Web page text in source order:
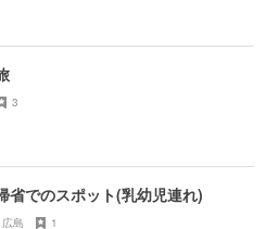
3
省でのスポット(乳幼児連れ)
広島 1